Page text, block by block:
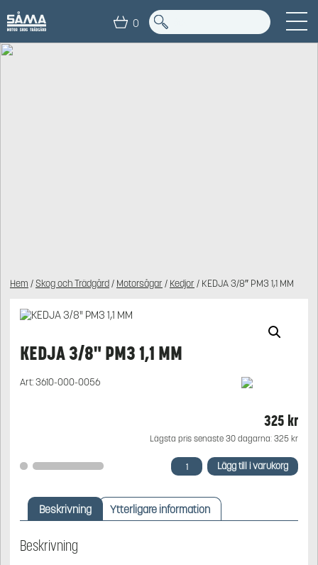
0
Hem / Skog och Trädgård/ Motorsågar / Kedjor / KEDJA 3/8″ PM3 1,1 MM
KEDJA 3/8" PM3 1,1 MM
Art:3610-000-0056
325 kr
Lägsta pris senaste 30 dagarna: 325 kr
KEDJA
3/8"
1,1
MM
Lägg till i varukorg
Beskrivning Ytterligare information
Beskrivning